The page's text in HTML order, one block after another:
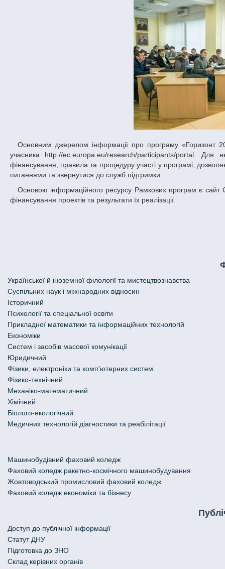
Основним джерелом інформації про програму «Горизонт 2020» та одночасно її практичним інструментом для роботи в ній є портал
учасника http://ec.europa.eu/research/participants/portal. Для
фінансування, правила та процедуру участі у програмі;
питаннями та звернутися до служб підтримки.
Основою інформаційного ресурсу Рамкових програм є сайт CORDIS: http://cordis.europa.eu, призначений для поширення інформації про
фінансування проектів та результати їх реалізації.
Української й іноземної філології та мистецтвознавства
Cуспільних наук і міжнародних відносин
Історичний
Психології та спеціальної освіти
Прикладної математики та інформаційних технологій
Економіки
Систем і засобів масової комунікації
Юридичний
Фізики, електроніки та комп'ютерних систем
Фізико-технічний
Механіко-математичний
Хімічний
Біолого-екологічний
Медичних технологій діагностики та реабілітації
Машинобудівний фаховий коледж
Фаховий коледж ракетно-космічного машинобудування
Жовтоводський промисловий фаховий коледж
Фаховий коледж економіки та бізнесу
Доступ до публічної інформації
Статут ДНУ
Підготовка до ЗНО
Склад керівних органів